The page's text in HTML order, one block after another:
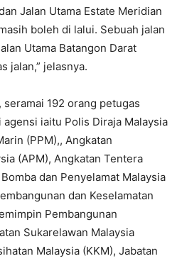
Jalan Utama Estate Meridian
boleh di lalui. Sebuah jalan
Utama Batangon Darat
jalan,” jelasnya.
192 orang petugas
iaitu Polis Diraja Malaysia
(PPM),, Angkatan
(APM), Angkatan Tentera
dan Penyelamat Malaysia
dan Keselamatan
Pembangunan
Sukarelawan Malaysia
Malaysia (KKM), Jabatan